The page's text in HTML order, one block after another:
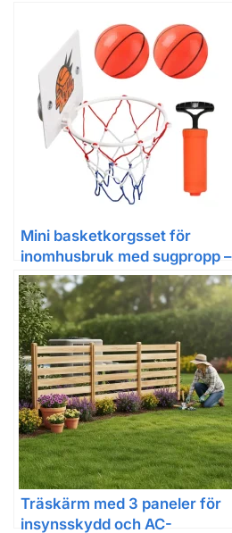
Mini basketkorgsset för
inomhusbruk med sugpropp –
lekset för barn
Träskärm med 3 paneler för
insynsskydd och AC-